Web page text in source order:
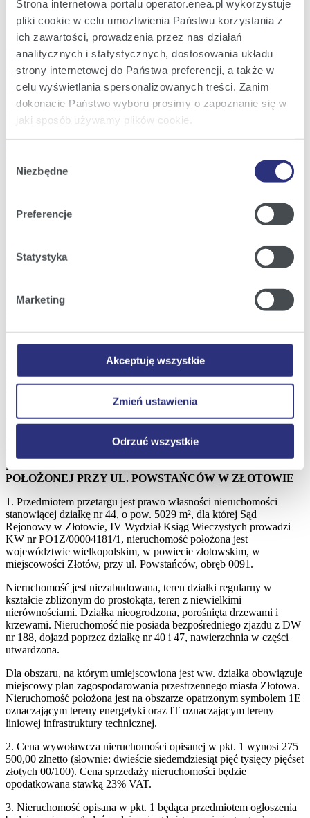
Strona internetowa portalu operator.enea.pl wykorzystuje
pliki cookie w celu umożliwienia Państwu korzystania z
ich zawartości, prowadzenia przez nas działań
analitycznych i statystycznych, dostosowania układu
strony internetowej do Państwa preferencji, a także w
celu wyświetlania spersonalizowanych treści. Zanim
dokonacie Państwo wyboru prosimy o zapoznanie się w
jaki sposób używamy plików cookie.
Państwo pod zakładkami obok oraz w naszej
Polityce
KlikającAkceptuję wszystkie
wyrażają Państwo
cookie z których korzystamy, na Państwa urządzeniu.
, możecie Państwo wybrać
Państwa urządzeniu.
zgody na instalację plików cookie – odmowa ta nie
prawidłowego wyświetlania i działania naszych stron
internetowych.
zgody
Niezbędne
Preferencje
Statystyka
Marketing
Akceptuję wszystkie
Zmień ustawienia
Odrzuć wszystkie
Pytania i odpowiedzi
Krajowy System e-Faktur (KSeF)
Open main menu
Szukaj
Szukaj
Logowanie eBOKElektroniczny Portal WytwórcyPortal Odbiorcy
SPRZEDAŻ NIERUCHOMOŚCI NIEZABUDOWANEJ
POŁOŻONEJ PRZY UL. POWSTAŃCÓW W
31 Sierpnia 2022
SPRZEDAŻ NIERUCHOMOŚCI
NIEZABUDOWANEJ POŁOŻONEJ PRZY UL.
POWSTAŃCÓW W ZŁOTOWIE
ENEA Operator sp. z o.o.
Oddział Dystrybucji Poznań
Rejon Dystrybucji Wałcz
ul. Bydgoska 122, 78-600 Wałcz
ogłasza
USTNY PRZETARG NIEOGRANICZONY
POŁOŻONEJ
POŁOŻONEJ PRZY UL. POWSTAŃCÓW W ZŁOTOWIE
1. Przedmiotem przetargu jest prawo własności nieruchomości
stanowiącej działkę nr 44, o pow. 5029 m², dla której Sąd
Rejonowy w Złotowie, IV Wydział Ksiąg Wieczystych prowadzi
KW nr PO1Z/00004181/1, nieruchomość położona jest
województwie wielkopolskim, w powiecie złotowskim, w
miejscowości Złotów, przy ul. Powstańców, obręb 0091.
Nieruchomość jest niezabudowana, teren działki regularny w
kształcie zbliżonym do prostokąta, teren z niewielkimi
nierównościami. Działka nieogrodzona, porośnięta drzewami i
krzewami. Nieruchomość nie posiada bezpośredniego zjazdu z DW
nr 188, dojazd poprzez działkę nr 40 i 47, nawierzchnia w części
utwardzona.
Dla obszaru, na którym umiejscowiona jest ww. działka obowiązuje
miejscowy plan zagospodarowania przestrzennego miasta Złotowa.
Nieruchomość położona jest na obszarze opatrzonym symbolem 1E
oznaczającym tereny energetyki oraz IT oznaczającym tereny
liniowej infrastruktury technicznej.
2. Cena wywoławcza nieruchomości opisanej w pkt. 1 wynosi 275
500,00 złnetto (słownie: dwieście siedemdziesiąt pięć tysięcy pięćset
złotych 00/100). Cena sprzedaży nieruchomości będzie
opodatkowana stawką 23% VAT.
3. Nieruchomość opisana w pkt. 1 będąca przedmiotem ogłoszenia